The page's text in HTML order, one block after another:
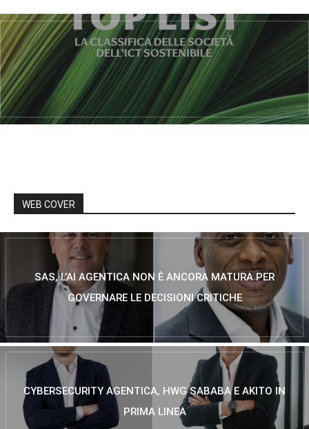
WEB COVER
SAS, L’AI AGENTICA NON È ANCORA MATURA PER
GOVERNARE LE DECISIONI CRITICHE
CYBERSECURITY AGENTICA, HWG SABABA E AKITO IN
PRIMA LINEA